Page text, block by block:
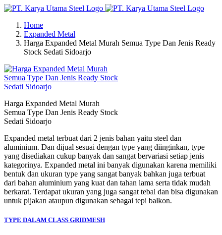
Skip
contentHome
Expanded Metal
Harga Expanded Metal Murah Semua Type Dan Jenis Ready
Stock Sedati Sidoarjo
Harga Expanded Metal Murah
Semua Type Dan Jenis Ready Stock
Sedati Sidoarjo
Expanded metal terbuat dari 2 jenis bahan yaitu steel dan
aluminium. Dan dijual sesuai dengan type yang diinginkan, type
yang disediakan cukup banyak dan sangat bervariasi setiap jenis
kategorinya. Expanded metal ini banyak digunakan karena memiliki
bentuk dan ukuran type yang sangat banyak bahkan juga terbuat
dari bahan aluminium yang kuat dan tahan lama serta tidak mudah
berkarat. Terdapat ukuran yang juga sangat tebal dan bisa digunakan
untuk pijakan ataupun digunakan sebagai tepi balkon.
TYPE DALAM CLASS GRIDMESH